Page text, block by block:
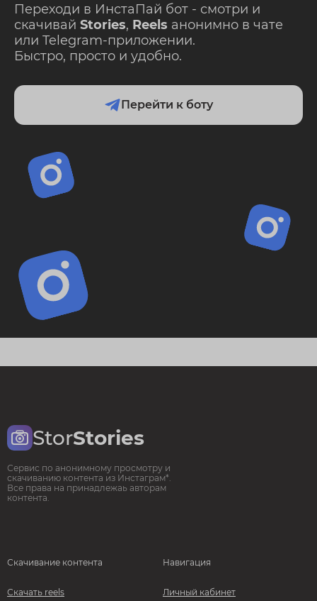
Переходи в ИнстаПай бот - смотри и
скачивай Stories, Reels анонимно в чате
или Telegram-приложении.
Быстро, просто и удобно.
Перейти к боту
StorStories
Сервис по анонимному просмотру и
скачиванию контента из Инстаграм*.
Все права на принадлежаь авторам
контента.
Скачивание контента
Скачать reels
Навигация
Личный кабинет